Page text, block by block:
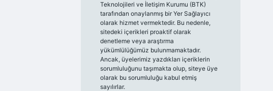
Teknolojileri ve İletişim Kurumu (BTK)
tarafından onaylanmış bir Yer Sağlayıcı
olarak hizmet vermektedir. Bu nedenle,
sitedeki içerikleri proaktif olarak
denetleme veya araştırma
yükümlülüğümüz bulunmamaktadır.
Ancak, üyelerimiz yazdıkları içeriklerin
sorumluluğunu taşımakta olup, siteye üye
olarak bu sorumluluğu kabul etmiş
sayılırlar.